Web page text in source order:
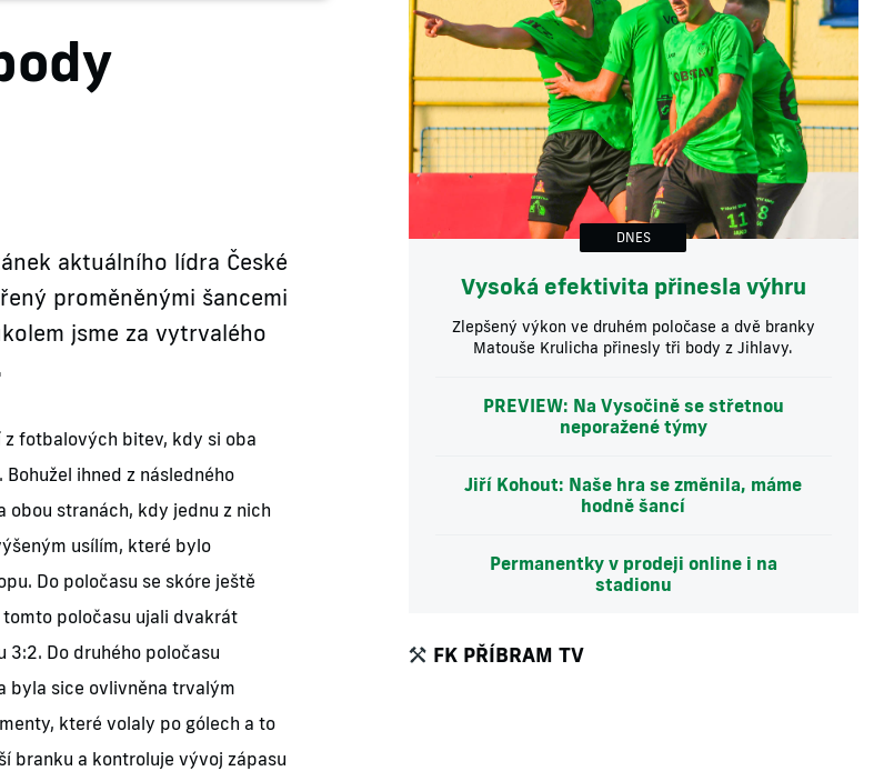
aktuálního lídra České
proměněnými šancemi
jsme za vytrvalého
fotbalových bitev, kdy si oba
ihned z následného
obou stranách, kdy jednu z nich
usílím, které bylo
Do poločasu se skóre ještě
tomto poločasu ujali dvakrát
3:2. Do druhého poločasu
byla sice ovlivněna trvalým
které volaly po gólech a to
branku a kontroluje vývoj zápasu
DNES
Vysoká efektivita přinesla výhru
Zlepšený výkon ve druhém poločase a dvě branky
Matouše Krulicha přinesly tři body z Jihlavy.
PREVIEW: Na Vysočině se střetnou
neporažené týmy
Jiří Kohout: Naše hra se změnila, máme
hodně šancí
Permanentky v prodeji online i na
stadionu
FK PŘÍBRAM TV